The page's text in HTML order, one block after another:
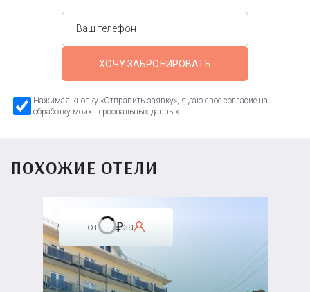
ХОЧУ ЗАБРОНИРОВАТЬ
Нажимая кнопку «Отправить заявку», я даю свое согласие на
обработку моих персональных данных
ПОХОЖИЕ ОТЕЛИ
от за